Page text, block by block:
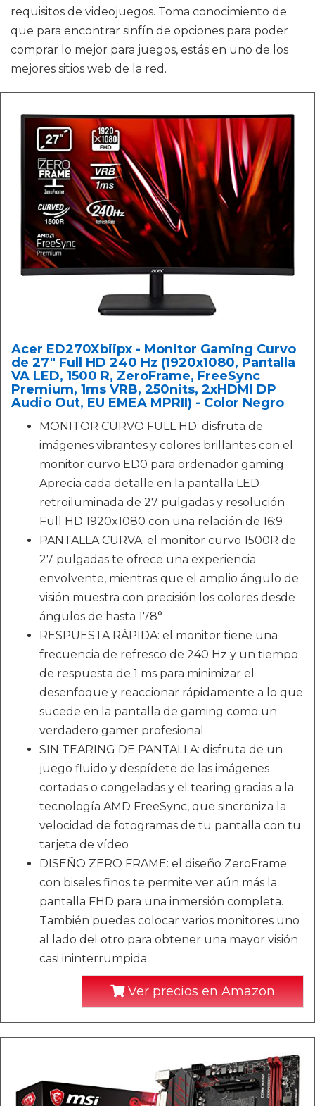
requisitos de videojuegos. Toma conocimiento de
que para encontrar sinfín de opciones para poder
comprar lo mejor para juegos, estás en uno de los
mejores sitios web de la red.
Acer ED270Xbiipx - Monitor Gaming Curvo
de 27" Full HD 240 Hz (1920x1080, Pantalla
VA LED, 1500 R, ZeroFrame, FreeSync
Premium, 1ms VRB, 250nits, 2xHDMI DP
Audio Out, EU EMEA MPRII) - Color Negro
MONITOR CURVO FULL HD: disfruta de
imágenes vibrantes y colores brillantes con el
monitor curvo ED0 para ordenador gaming.
Aprecia cada detalle en la pantalla LED
retroiluminada de 27 pulgadas y resolución
Full HD 1920x1080 con una relación de 16:9
PANTALLA CURVA: el monitor curvo 1500R de
27 pulgadas te ofrece una experiencia
envolvente, mientras que el amplio ángulo de
visión muestra con precisión los colores desde
ángulos de hasta 178°
RESPUESTA RÁPIDA: el monitor tiene una
frecuencia de refresco de 240 Hz y un tiempo
de respuesta de 1 ms para minimizar el
desenfoque y reaccionar rápidamente a lo que
sucede en la pantalla de gaming como un
verdadero gamer profesional
SIN TEARING DE PANTALLA: disfruta de un
juego fluido y despídete de las imágenes
cortadas o congeladas y el tearing gracias a la
tecnología AMD FreeSync, que sincroniza la
velocidad de fotogramas de tu pantalla con tu
tarjeta de vídeo
DISEÑO ZERO FRAME: el diseño ZeroFrame
con biseles finos te permite ver aún más la
pantalla FHD para una inmersión completa.
También puedes colocar varios monitores uno
al lado del otro para obtener una mayor visión
casi ininterrumpida
Ver precios en Amazon